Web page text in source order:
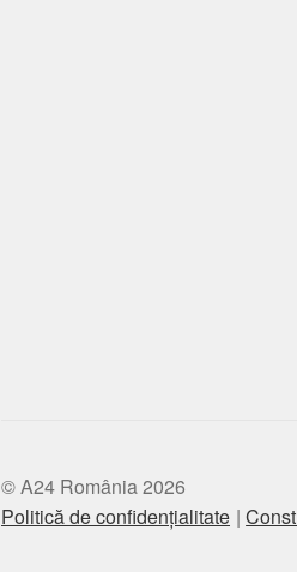
© A24 România 2026
Politică de confidențialitate